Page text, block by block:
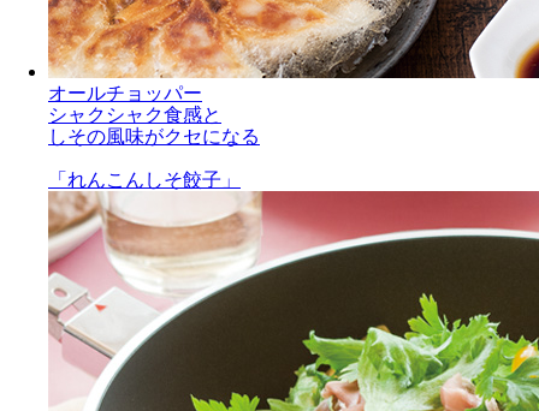
オールチョッパー
シャクシャク食感と
しその風味がクセになる
「れんこんしそ餃子」